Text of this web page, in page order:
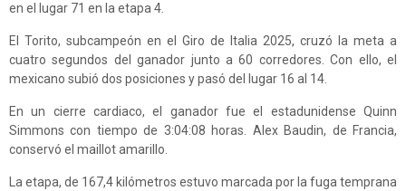
en el lugar 71 en la etapa 4.
El Torito, subcampeón en el Giro de Italia 2025, cruzó la meta a
cuatro segundos del ganador junto a 60 corredores. Con ello, el
mexicano subió dos posiciones y pasó del lugar 16 al 14.
En un cierre cardiaco, el ganador fue el estadunidense Quinn
Simmons con tiempo de 3:04:08 horas. Alex Baudin, de Francia,
conservó el maillot amarillo.
La etapa, de 167,4 kilómetros estuvo marcada por la fuga temprana